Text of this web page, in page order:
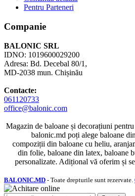
Pentru Parteneri
Companie
BALONIC SRL
IDNO: 1019600029200
Adresa: Bd. Decebal 80/1,
MD-2038 mun. Chișinău
Contacte:
061120733
office@balonic.com
Magazin de baloane și decorațiuni
balonic.md poți alege baloane
compoziții din baloane cu heliu,
din folie, baloane din latex, baloane
personalizate. Adițional vă oferim și
BALONIC.MD - Toate drepturile sunt rezervate.